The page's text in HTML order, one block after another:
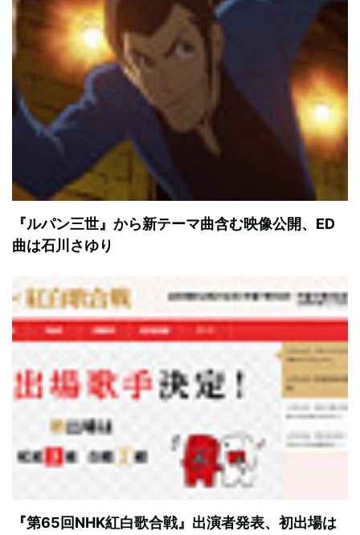
『ルパン三世』から新テーマ曲含む映像公開、ED
曲は石川さゆり
『第65回NHK紅白歌合戦』出演者発表、初出場は